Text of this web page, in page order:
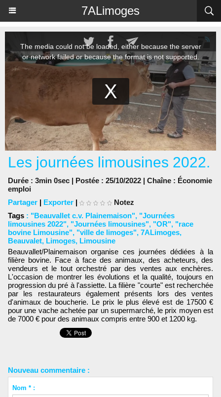
7ALimoges
Les journées limousines 2022.
Durée : 3min 0sec | Postée : 25/10/2022 | Chaîne : Économie
emploi
Partager | Exporter |
Notez
Tags : "Beauvallet c.v. Plainemaison", "Journées
limousines 2022", "Journées limousines", "OR", "race
bovine Limousine", "ville de limoges", 7ALimoges,
Beauvalet, Limoges, Limousine
Beauvallet/Plainemaison organise ces journées dédiées à la
filière bovine. Face à face des animaux, des acheteurs, des
vendeurs et le tout orchestré par des ventes aux enchères.
L'occasion de montrer les évolutions et la qualité, toujours en
progression du pré à l'assiette. La filière "courte" est recherchée
par les restaurateurs également présents lors des ventes
d'animaux de boucherie. Le prix le plus élevé est de 17500 €
pour une vache achetée par un supermarché, le prix moyen est
de 7000 € pour des animaux compris entre 900 et 1200 kg.
Nouveau commentaire :
Nom * :